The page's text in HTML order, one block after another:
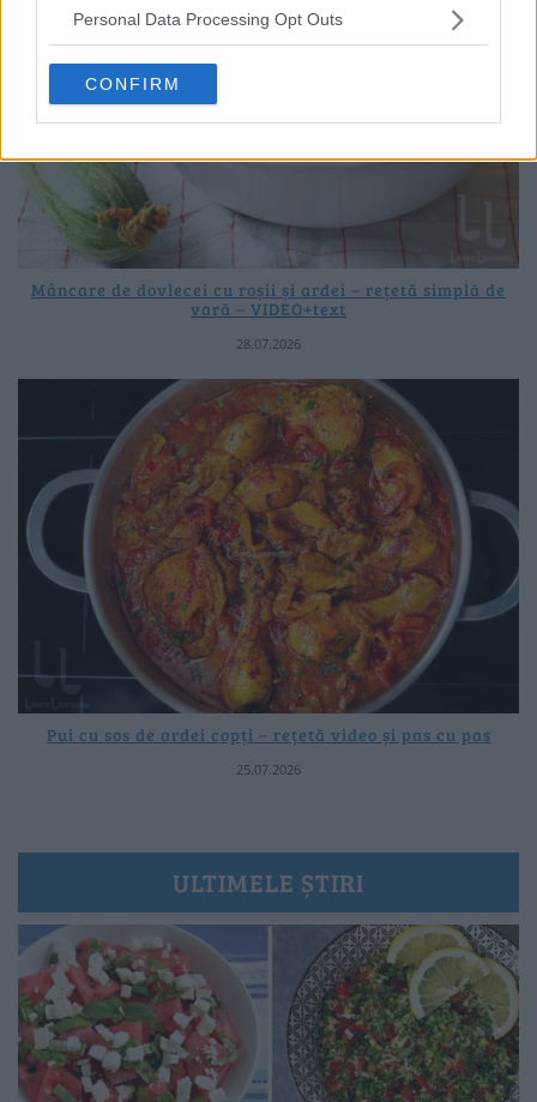
Personal Data Processing Opt Outs
CONFIRM
Mâncare de dovlecei cu roșii și ardei – rețetă simplă de
vară – VIDEO+text
28.07.2026
Pui cu sos de ardei copți – rețetă video și pas cu pas
25.07.2026
ULTIMELE ȘTIRI